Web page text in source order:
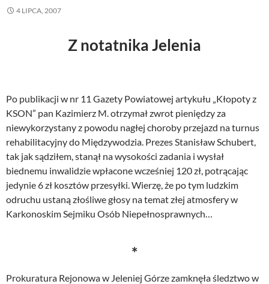
4 LIPCA, 2007
Z notatnika Jelenia
Po publikacji w nr 11 Gazety Powiatowej artykułu „Kłopoty z
KSON” pan Kazimierz M. otrzymał zwrot pieniędzy za
niewykorzystany z powodu nagłej choroby przejazd na turnus
rehabilitacyjny do Międzywodzia. Prezes Stanisław Schubert,
tak jak sądziłem, stanął na wysokości zadania i wysłał
biednemu inwalidzie wpłacone wcześniej 120 zł, potrącając
jedynie 6 zł kosztów przesyłki. Wierzę, że po tym ludzkim
odruchu ustaną złośliwe głosy na temat złej atmosfery w
Karkonoskim Sejmiku Osób Niepełnosprawnych…
*
Prokuratura Rejonowa w Jeleniej Górze zamknęła śledztwo w